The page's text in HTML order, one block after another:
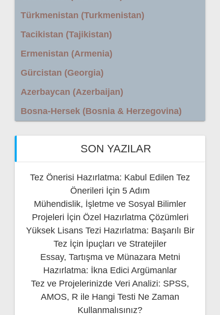
Türkmenistan (Turkmenistan)
Tacikistan (Tajikistan)
Ermenistan (Armenia)
Gürcistan (Georgia)
Azerbaycan (Azerbaijan)
Bosna-Hersek (Bosnia & Herzegovina)
SON YAZILAR
Tez Önerisi Hazırlatma: Kabul Edilen Tez
Önerileri İçin 5 Adım
Mühendislik, İşletme ve Sosyal Bilimler
Projeleri İçin Özel Hazırlatma Çözümleri
Yüksek Lisans Tezi Hazırlatma: Başarılı Bir
Tez İçin İpuçları ve Stratejiler
Essay, Tartışma ve Münazara Metni
Hazırlatma: İkna Edici Argümanlar
Tez ve Projelerinizde Veri Analizi: SPSS,
AMOS, R ile Hangi Testi Ne Zaman
Kullanmalısınız?